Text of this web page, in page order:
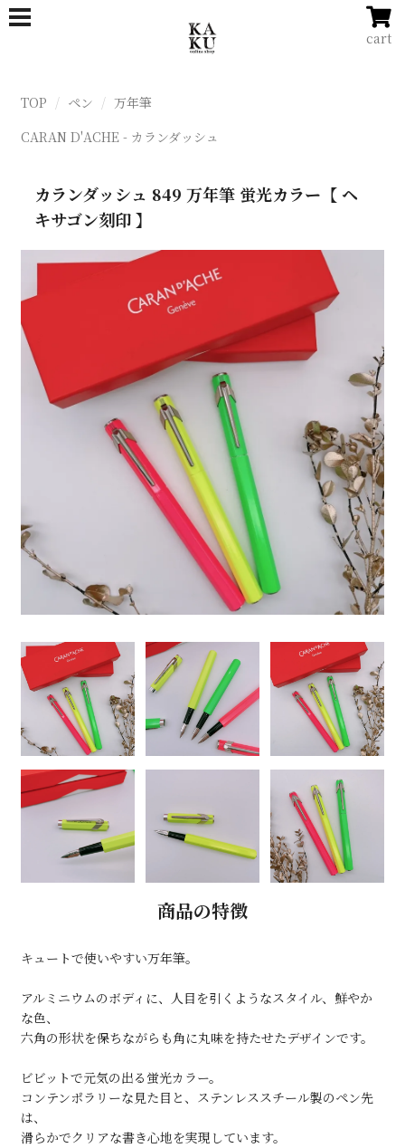
cart
TOP ペン
万年筆
CARAN D'ACHE - カランダッシュ
カランダッシュ 849 万年筆 蛍光カラー【 ヘ
キサゴン刻印 】
商品の特徴
キュートで使いやすい万年筆。
アルミニウムのボディに、人目を引くようなスタイル、鮮やか
な色、
六角の形状を保ちながらも角に丸味を持たせたデザインです。
ビビットで元気の出る蛍光カラー。
コンテンポラリーな見た目と、ステンレススチール製のペン先
は、
滑らかでクリアな書き心地を実現しています。